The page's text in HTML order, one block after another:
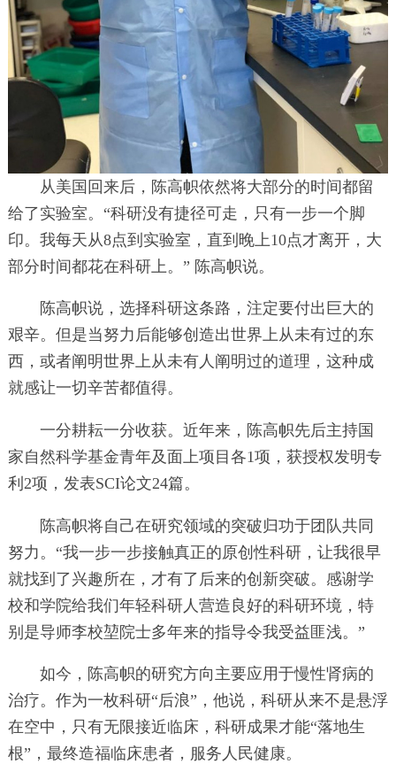
从美国回来后，陈高帜依然将大部分的时间都留
给了实验室。“科研没有捷径可走，只有一步一个脚
印。我每天从8点到实验室，直到晚上10点才离开，大
部分时间都花在科研上。” 陈高帜说。
陈高帜说，选择科研这条路，注定要付出巨大的
艰辛。但是当努力后能够创造出世界上从未有过的东
西，或者阐明世界上从未有人阐明过的道理，这种成
就感让一切辛苦都值得。
一分耕耘一分收获。近年来，陈高帜先后主持国
家自然科学基金青年及面上项目各1项，获授权发明专
利2项，发表SCI论文24篇。
陈高帜将自己在研究领域的突破归功于团队共同
努力。“我一步一步接触真正的原创性科研，让我很早
就找到了兴趣所在，才有了后来的创新突破。感谢学
校和学院给我们年轻科研人营造良好的科研环境，特
别是导师李校堃院士多年来的指导令我受益匪浅。”
如今，陈高帜的研究方向主要应用于慢性肾病的
治疗。作为一枚科研“后浪”，他说，科研从来不是悬浮
在空中，只有无限接近临床，科研成果才能“落地生
根”，最终造福临床患者，服务人民健康。